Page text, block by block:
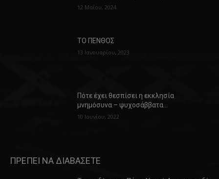
12 Μαΐου, 2024
ΤΟ ΠΕΝΘΟΣ
13 Ιανουαρίου, 2023
Πότε έχει θεσπίσει η εκκλησία
μνημόσυνα – ψυχοσάββατα…
10 Ιουνίου, 2022
ΠΡΕΠΕΙ ΝΑ ΔΙΑΒΑΣΕΤΕ